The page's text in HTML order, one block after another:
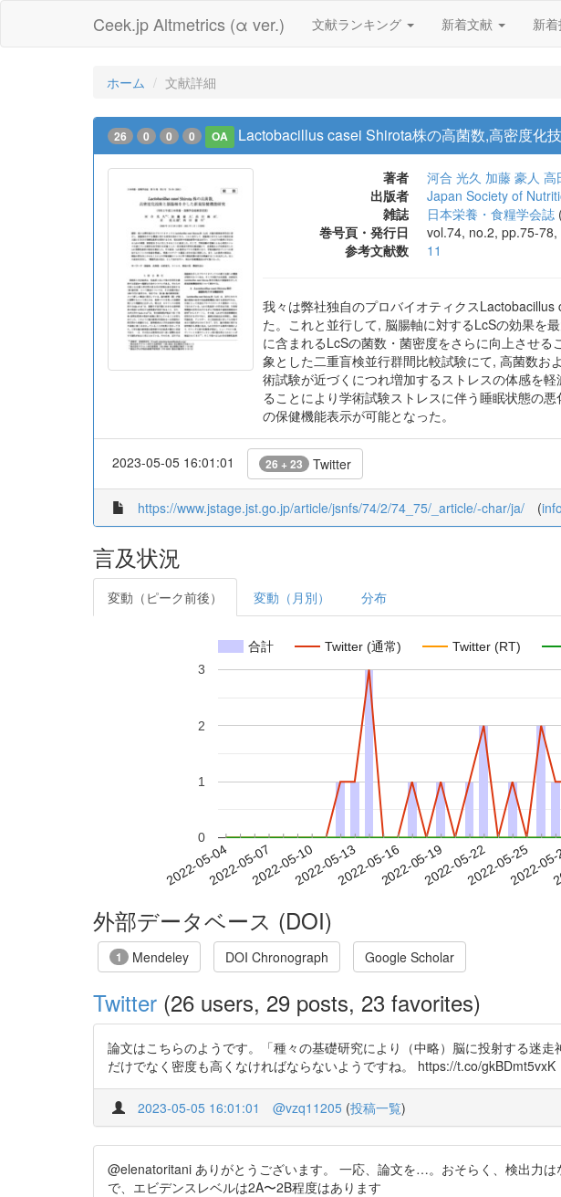
Ceek.jp Altmetrics (α ver.) 文献ランキング 新着文献 新
ホーム 文献詳細
26 0 0 0 OA Lactobacillus casei Shirota株の高菌数,高密度化
著者 河合 光久 加藤 豪人 高
出版者
Japan Society of
雑誌
日本栄養・食糧学会誌 (
巻号頁・発行日
vol.74, no.2, pp.75-
参考文献数
11
我々は弊社独自のプロバイオティクス
た。これと並行して, 脳腸軸に対するLcSの効果を
に含まれるLcSの菌数・菌密度をさらに向上させ
象とした二重盲検並行群間比較試験にて, 高菌数お
術試験が近づくにつれ増加するストレスの体感を
ることにより学術試験ストレスに伴う睡眠状態の
の保健機能表示が可能となった。
2023-05-05 16:01:01 26 + 23 Twitter
https://www.jstage.jst.go.jp/article/jsnfs/74/2/74_75/_article/-char/ja/ (
言及状況
変動（ピーク前後） 変動（月別） 分布
合計 Twitter (通常) Twitter (RT)
2022-05-042022-05-072022-05-102022-05-132022-05-162022-05-192022-05-222022-05-25
2022-
0
1
2
3
外部データベース (DOI)
1 Mendeley DOI Chronograph Google Scholar
Twitter (26 users, 29 posts, 23 favorites)
論文はこちらのようです。「種々の基礎研究により（中略）脳に投射する迷
だけでなく密度も高くなければならないようですね。 https://t.co/gkBDmt5vxK
2023-05-05 16:01:01 @vzq11205 (投稿一覧)
@elenatoritani ありがとうございます。 一応、論文を…。おそらく、検出力
で、エビデンスレベルは2A〜2B程度はあります